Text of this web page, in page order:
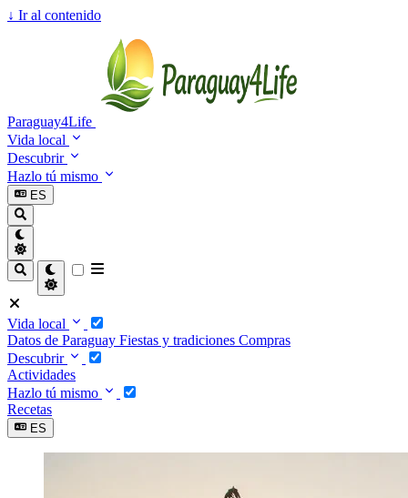
↓ Ir al contenido
Paraguay4Life
Vida local
Descubrir
Hazlo tú mismo
ES
Vida local
Datos de Paraguay Fiestas y tradiciones Compras
Descubrir
Actividades
Hazlo tú mismo
Recetas
ES